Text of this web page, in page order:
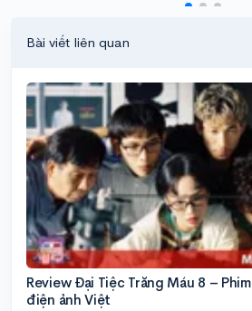
Bài viết liên quan
Review Đại Tiệc Trăng Máu 8 –
điện ảnh Việt